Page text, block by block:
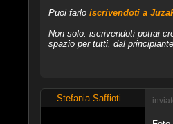
Puoi farlo iscrivendoti a
Non solo: iscrivendoti potrai
spazio per tutti, dal
Stefania Saffioti